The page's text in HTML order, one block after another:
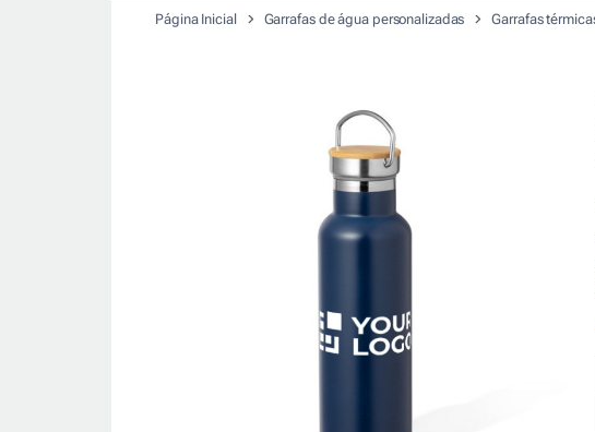
Página Inicial Garrafas de água personalizadas Garrafas